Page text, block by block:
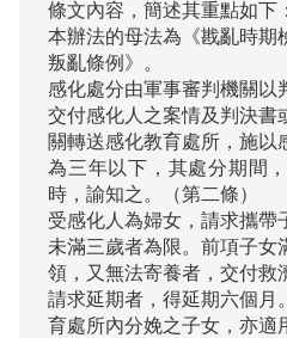
條文內容，簡述其重點如下：
本辦法的母法為《戡亂時期
叛亂條例》。
感化處分由軍事審判機關以
交付感化人之案情及判決書
關轉送感化教育處所，施以
為三年以下，其處分期間
時，諭知之。（第二條）
受感化人為婦女，請求攜帶
未滿三歲者為限。前項子女
領，又無法寄養者，交付救
請求延期者，得延期六個月
育處所內分娩之子女，亦適